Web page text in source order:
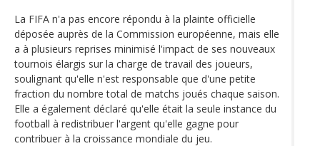
La FIFA n'a pas encore répondu à la plainte officielle
déposée auprès de la Commission européenne, mais elle
a à plusieurs reprises minimisé l'impact de ses nouveaux
tournois élargis sur la charge de travail des joueurs,
soulignant qu'elle n'est responsable que d'une petite
fraction du nombre total de matchs joués chaque saison.
Elle a également déclaré qu'elle était la seule instance du
football à redistribuer l'argent qu'elle gagne pour
contribuer à la croissance mondiale du jeu.